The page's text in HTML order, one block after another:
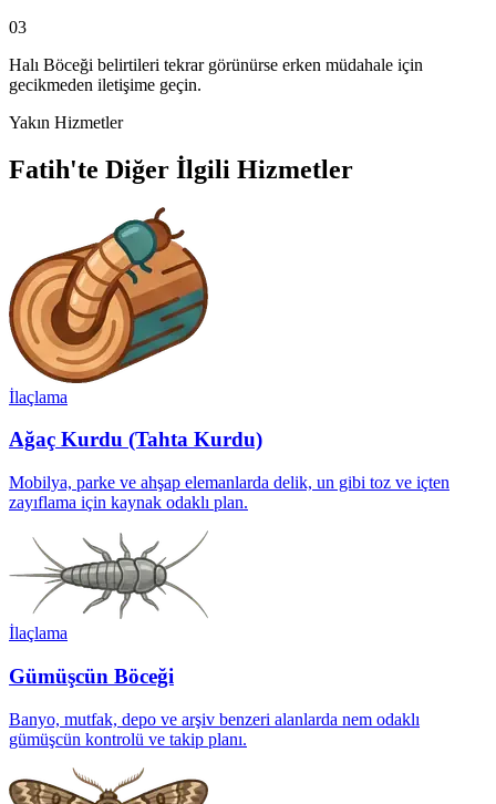
03
Halı Böceği belirtileri tekrar görünürse erken müdahale için
gecikmeden iletişime geçin.
Yakın Hizmetler
Fatih'te Diğer İlgili Hizmetler
İlaçlama
Ağaç Kurdu (Tahta Kurdu)
Mobilya, parke ve ahşap elemanlarda delik, un gibi toz ve içten
zayıflama için kaynak odaklı plan.
İlaçlama
Gümüşcün Böceği
Banyo, mutfak, depo ve arşiv benzeri alanlarda nem odaklı
gümüşcün kontrolü ve takip planı.